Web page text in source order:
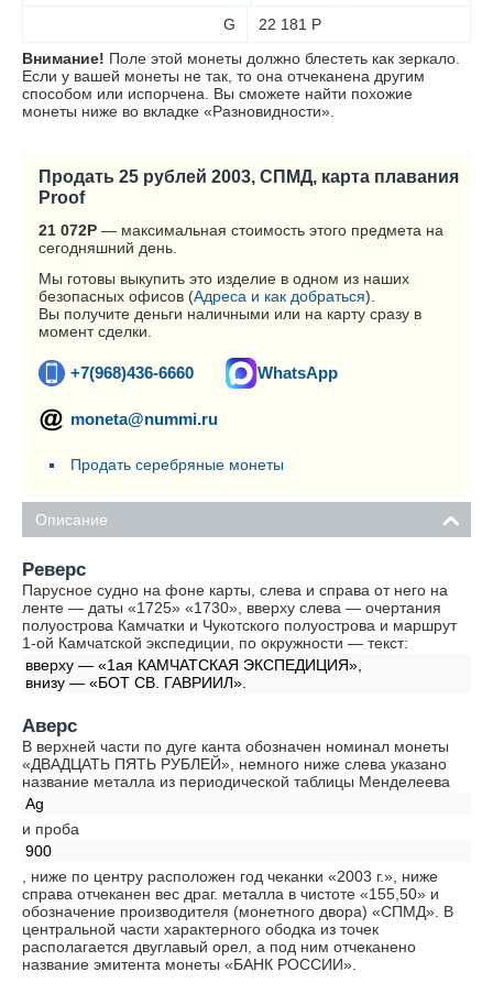
G 22 181 Р
Внимание! Поле этой монеты должно блестеть как зеркало.
Если у вашей монеты не так, то она отчеканена другим
способом или испорчена. Вы сможете найти похожие
монеты ниже во вкладке «Разновидности».
Продать 25 рублей 2003, СПМД, карта плавания
Proof
21 072Р — максимальная стоимость этого предмета на
сегодняшний день.
Мы готовы выкупить это изделие в одном из наших
безопасных офисов (Адреса и как добраться).
Вы получите деньги наличными или на карту сразу в
момент сделки.
+7(968)436-6660 WhatsApp
moneta@nummi.ru
Продать серебряные монеты
Описание
Реверс
Парусное судно на фоне карты, слева и справа от него на
ленте — даты «1725» «1730», вверху слева — очертания
полуострова Камчатки и Чукотского полуострова и маршрут
1-ой Камчатской экспедиции, по окружности — текст:
вверху — «1ая КАМЧАТСКАЯ ЭКСПЕДИЦИЯ»,
внизу — «БОТ СВ. ГАВРИИЛ».
Аверс
В верхней части по дуге канта обозначен номинал монеты
«ДВАДЦАТЬ ПЯТЬ РУБЛЕЙ», немного ниже слева указано
название металла из периодической таблицы Менделеева
Ag
и проба
900
, ниже по центру расположен год чеканки «2003 г.», ниже
справа отчеканен вес драг. металла в чистоте «155,50» и
обозначение производителя (монетного двора) «СПМД». В
центральной части характерного ободка из точек
располагается двуглавый орел, а под ним отчеканено
название эмитента монеты «БАНК РОССИИ».